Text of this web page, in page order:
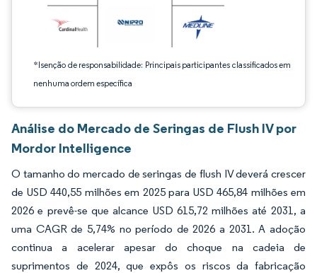
*Isenção de responsabilidade: Principais participantes classificados em
nenhuma ordem específica
Análise do Mercado de Seringas de Flush IV por
Mordor Intelligence
O tamanho do mercado de seringas de flush IV deverá crescer
de USD 440,55 milhões em 2025 para USD 465,84 milhões em
2026 e prevê-se que alcance USD 615,72 milhões até 2031, a
uma CAGR de 5,74% no período de 2026 a 2031. A adoção
continua a acelerar apesar do choque na cadeia de
suprimentos de 2024, que expôs os riscos da fabricação